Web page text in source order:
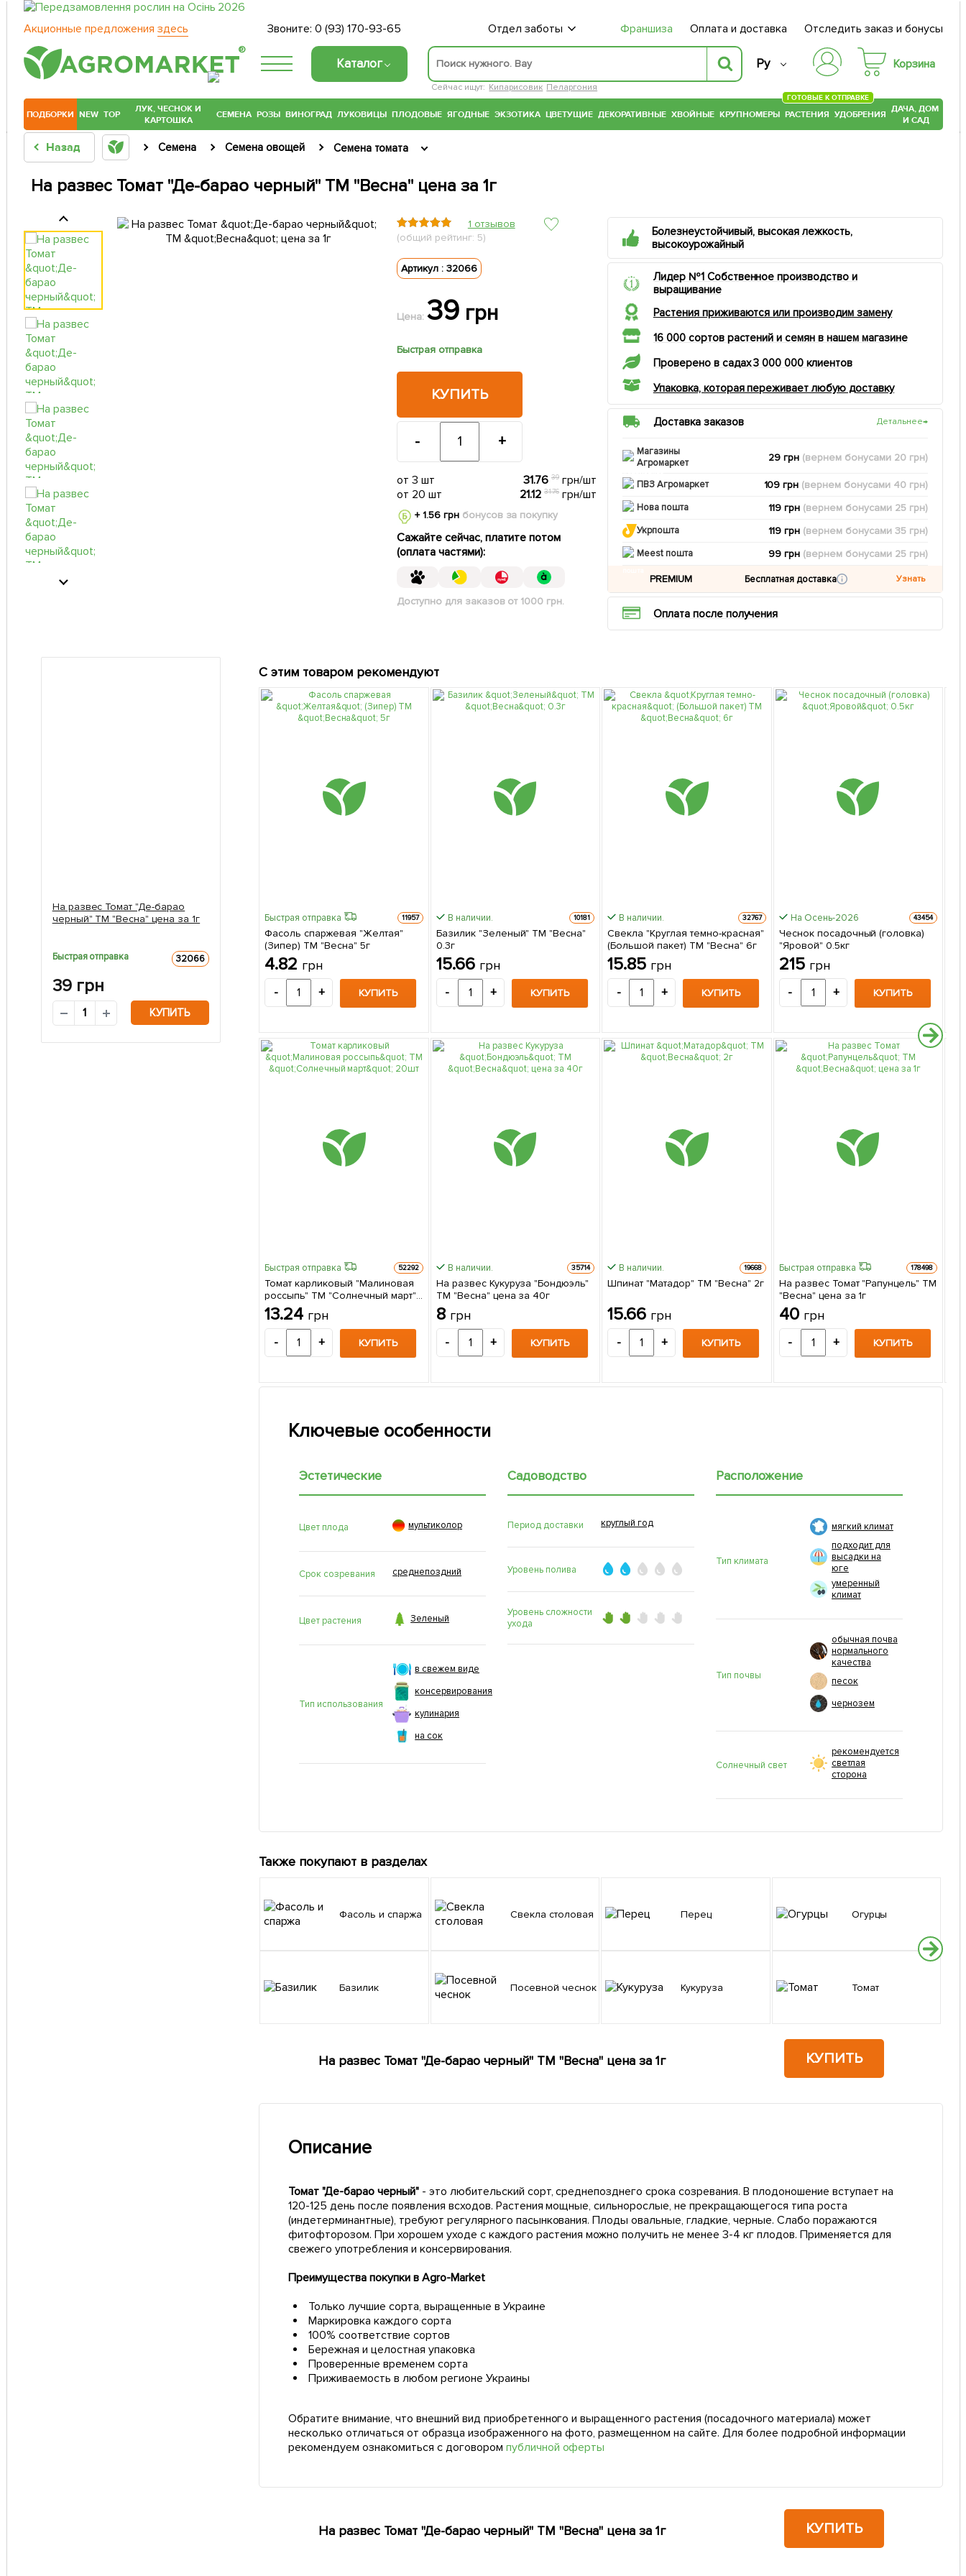
Акционные предложения здесь Звоните:0 (93) 170-93-65 Отдел заботы Франшиза Оплата и доставка Отследить заказ и бонусы
®
Каталог
Сейчас ищут: Кипарисовик Пеларгония
Ру Корзина
ПОДБОРКИ NEW TOP
ЛУК, ЧЕСНОК И
КАРТОШКА
СЕМЕНА РОЗЫ ВИНОГРАД ЛУКОВИЦЫ ПЛОДОВЫЕ ЯГОДНЫЕ ЭКЗОТИКА ЦВЕТУЩИЕ ДЕКОРАТИВНЫЕ ХВОЙНЫЕ КРУПНОМЕРЫ РАСТЕНИЯ
ГОТОВЫЕ К ОТПРАВКЕ
УДОБРЕНИЯ ДАЧА, ДОМ
И САД
Назад Семена Семена овощей Семена томата
На развес Томат "Де-барао черный" ТМ "Весна" цена за 1г
1 отзывов
(общий рейтинг: 5)
Артикул : 32066
Цена: 39 грн
Быстрая отправка
КУПИТЬ
- +
от 3 шт 31.76 39грн/шт
от 20 шт
21.12 31.76грн/шт
+ 1.56 грнбонусов за покупку
Сажайте сейчас, платите потом
(оплата частями):
Доступно для заказов от 1000 грн.
Болезнеустойчивый, высокая лежкость,
высокоурожайный
Лидер №1 Собственное производство и
выращивание
Растения приживаются или производим замену
16 000 сортов растений и семян в нашем магазине
Проверено в садах 3 000 000 клиентов
Упаковка, которая переживает любую доставку
Доставка заказов Детальнее→
Магазины
Агромаркет
29 грн (вернем бонусами 20 грн)
ПВЗ Агромаркет 109 грн (вернем бонусами 40 грн)
Нова пошта 119 грн (вернем бонусами 25 грн)
Укрпошта 119 грн (вернем бонусами35 грн)
Meest пошта 99 грн (вернем бонусами 25 грн)
PREMIUM Бесплатная доставка Узнать
Оплата после получения
На развес Томат "Де-барао
черный" ТМ "Весна" цена за 1г
Быстрая отправка 32066
39грн
КУПИТЬ
С этим товаром рекомендуют
Быстрая отправка 11957
Фасоль спаржевая "Желтая"
(Зипер) ТМ "Весна" 5г
4.82 грн
- + КУПИТЬ
В наличии. 10181
Базилик "Зеленый" ТМ "Весна"
0.3г
15.66 грн
- + КУПИТЬ
В наличии. 32767
Свекла "Круглая темно-красная"
(Большой пакет) ТМ "Весна" 6г
15.85 грн
- + КУПИТЬ
На Осень-2026 43454
Чеснок посадочный (головка)
"Яровой" 0.5кг
215 грн
- + КУПИТЬ
Быстрая отправка 52292
Томат карликовый "Малиновая
россыпь" ТМ "Солнечный март"
20шт
13.24 грн
- + КУПИТЬ
В наличии. 35714
На развес Кукуруза "Бондюэль"
ТМ "Весна" цена за 40г
8 грн
- + КУПИТЬ
В наличии. 19668
Шпинат "Матадор" ТМ "Весна" 2г
15.66 грн
- + КУПИТЬ
Быстрая отправка 178498
На развес Томат "Рапунцель" ТМ
"Весна" цена за 1г
40 грн
- + КУПИТЬ
Ключевые особенности
Эстетические
Цвет плода  мультиколор
Срок созревания среднепоздний
Цвет растения  Зеленый
Тип использования
в свежем виде
консервирования
кулинария
на сок
Садоводство
Период доставки круглый год
Уровень полива
Уровень сложности
ухода
Расположение
Тип климата
мягкий климат
подходит для
высадки на
юге
умеренный
климат
Тип почвы
обычная почва
нормального
качества
песок
чернозем
Солнечный свет
рекомендуется
светлая
сторона
Также покупают в разделах
Фасоль и спаржа
Базилик
Свекла столовая
Посевной чеснок
Перец
Кукуруза
Огурцы
Томат
На развес Томат "Де-барао черный" ТМ "Весна" цена за 1г КУПИТЬ
Описание
Томат "Де-барао черный"- это любительский сорт, среднепозднего срока созревания. В плодоношение вступает на
120-125 день после появления всходов. Растения мощные, сильнорослые, не прекращающегося типа роста
(индетерминантные), требуют регулярного пасынкования. Плоды овальные, гладкие, черные. Слабо поражаются
фитофторозом. При хорошем уходе с каждого растения можно получить не менее 3-4 кг плодов. Применяется для
свежего употребления и консервирования.
Преимущества покупки в Agro-Market
Только лучшие сорта, выращенные в Украине
Маркировка каждого сорта
100% соответствие сортов
Бережная и целостная упаковка
Проверенные временем сорта
Приживаемость в любом регионе Украины
Обратите внимание, что внешний вид приобретенного и выращенного растения (посадочного материала) может
несколько отличаться от образца изображенного на фото, размещенном на сайте. Для более подробной информации
рекомендуем ознакомиться с договором публичной оферты
На развес Томат "Де-барао черный" ТМ "Весна" цена за 1г КУПИТЬ